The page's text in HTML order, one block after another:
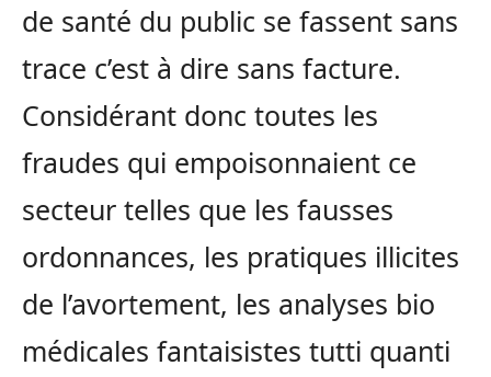
de santé du public se fassent sans
trace c’est à dire sans facture.
Considérant donc toutes les
fraudes qui empoisonnaient ce
secteur telles que les fausses
ordonnances, les pratiques illicites
de l’avortement, les analyses bio
médicales fantaisistes tutti quanti